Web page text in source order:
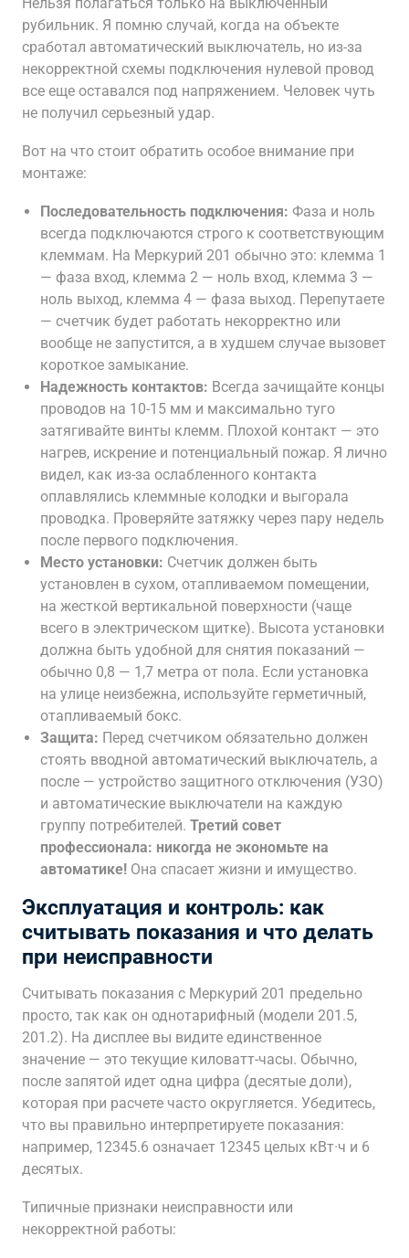
рубильник. Я помню случай, когда на объекте
сработал автоматический выключатель, но из-за
некорректной схемы подключения нулевой провод
все еще оставался под напряжением. Человек чуть
не получил серьезный удар.
Вот на что стоит обратить особое внимание при
монтаже:
Последовательность подключения: Фаза и ноль
всегда подключаются строго к соответствующим
клеммам. На Меркурий 201 обычно это: клемма 1
— фаза вход, клемма 2 — ноль вход, клемма 3 —
ноль выход, клемма 4 — фаза выход. Перепутаете
— счетчик будет работать некорректно или
вообще не запустится, а в худшем случае вызовет
короткое замыкание.
Надежность контактов: Всегда зачищайте концы
проводов на 10-15 мм и максимально туго
затягивайте винты клемм. Плохой контакт — это
нагрев, искрение и потенциальный пожар. Я лично
видел, как из-за ослабленного контакта
оплавлялись клеммные колодки и выгорала
проводка. Проверяйте затяжку через пару недель
после первого подключения.
Место установки: Счетчик должен быть
установлен в сухом, отапливаемом помещении,
на жесткой вертикальной поверхности (чаще
всего в электрическом щитке). Высота установки
должна быть удобной для снятия показаний —
обычно 0,8 — 1,7 метра от пола. Если установка
на улице неизбежна, используйте герметичный,
отапливаемый бокс.
Защита: Перед счетчиком обязательно должен
стоять вводной автоматический выключатель, а
после — устройство защитного отключения (УЗО)
и автоматические выключатели на каждую
группу потребителей. Третий совет
профессионала: никогда не экономьте на
автоматике! Она спасает жизни и имущество.
Эксплуатация и контроль: как
считывать показания и что делать
при неисправности
Считывать показания с Меркурий 201 предельно
просто, так как он однотарифный (модели 201.5,
201.2). На дисплее вы видите единственное
значение — это текущие киловатт-часы. Обычно,
после запятой идет одна цифра (десятые доли),
которая при расчете часто округляется. Убедитесь,
что вы правильно интерпретируете показания:
например, 12345.6 означает 12345 целых кВт·ч и 6
десятых.
Типичные признаки неисправности или
некорректной работы: